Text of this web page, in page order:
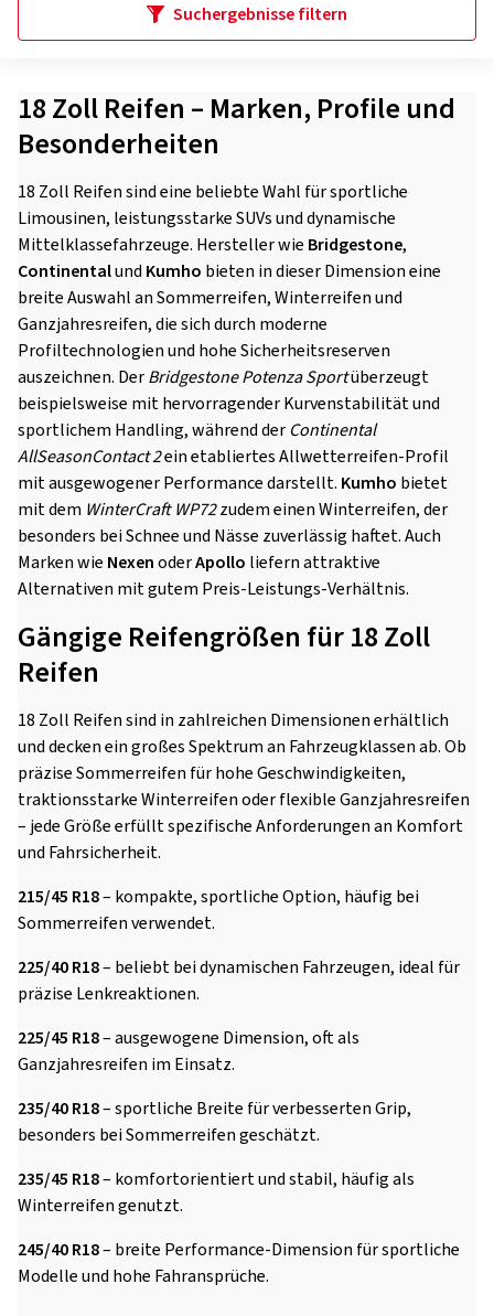
Suchergebnisse filtern
18 Zoll Reifen – Marken, Profile und
Besonderheiten
18 Zoll Reifen sind eine beliebte Wahl für sportliche
Limousinen, leistungsstarke SUVs und dynamische
Mittelklassefahrzeuge. Hersteller wie Bridgestone,
Continentalund Kumho bieten in dieser Dimension eine
breite Auswahl an Sommerreifen, Winterreifen und
Ganzjahresreifen, die sich durch moderne
Profiltechnologien und hohe Sicherheitsreserven
auszeichnen. DerBridgestone Potenza Sportüberzeugt
beispielsweise mit hervorragender Kurvenstabilität und
sportlichem Handling, während der Continental
AllSeasonContact 2ein etabliertes Allwetterreifen-Profil
mit ausgewogener Performance darstellt. Kumho bietet
mit dem WinterCraft WP72zudem einen Winterreifen, der
besonders bei Schnee und Nässe zuverlässig haftet. Auch
Marken wie NexenoderApollo liefern attraktive
Alternativen mit gutem Preis-Leistungs-Verhältnis.
Gängige Reifengrößen für 18 Zoll
Reifen
18 Zoll Reifen sind in zahlreichen Dimensionen erhältlich
und decken ein großes Spektrum an Fahrzeugklassen ab. Ob
präzise Sommerreifen für hohe Geschwindigkeiten,
traktionsstarke Winterreifen oder flexible Ganzjahresreifen
– jede Größe erfüllt spezifische Anforderungen an Komfort
und Fahrsicherheit.
215/45 R18– kompakte, sportliche Option, häufig bei
Sommerreifen verwendet.
225/40 R18– beliebt bei dynamischen Fahrzeugen, ideal für
präzise Lenkreaktionen.
225/45 R18– ausgewogene Dimension, oft als
Ganzjahresreifen im Einsatz.
235/40 R18– sportliche Breite für verbesserten Grip,
besonders bei Sommerreifen geschätzt.
235/45 R18– komfortorientiert und stabil, häufig als
Winterreifen genutzt.
245/40 R18– breite Performance-Dimension für sportliche
Modelle und hohe Fahransprüche.